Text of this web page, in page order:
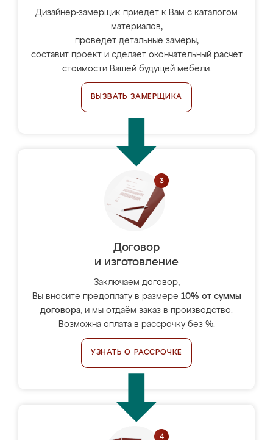
Дизайнер-замерщик приедет к Вам с каталогом
материалов,
проведёт детальные замеры,
составит проект и сделает окончательный расчёт
стоимости Вашей будущей мебели.
ВЫЗВАТЬ ЗАМЕРЩИКА
Договор
и изготовление
Заключаем договор,
Вы вносите предоплату в размере 10% от суммы
договора, и мы отдаём заказ в производство.
Возможна оплата в рассрочку без %.
УЗНАТЬ О РАССРОЧКЕ